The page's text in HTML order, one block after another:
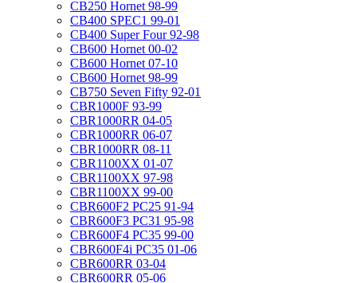
CB250 Hornet 98-99
CB400 SPEC1 99-01
CB400 Super Four 92-98
CB600 Hornet 00-02
CB600 Hornet 07-10
CB600 Hornet 98-99
CB750 Seven Fifty 92-01
CBR1000F 93-99
CBR1000RR 04-05
CBR1000RR 06-07
CBR1000RR 08-11
CBR1100XX 01-07
CBR1100XX 97-98
CBR1100XX 99-00
CBR600F2 PC25 91-94
CBR600F3 PC31 95-98
CBR600F4 PC35 99-00
CBR600F4i PC35 01-06
CBR600RR 03-04
CBR600RR 05-06